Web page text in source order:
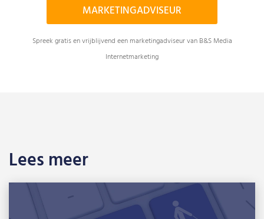
MARKETINGADVISEUR
Spreek gratis en vrijblijvend een marketingadviseur van B&S Media
Internetmarketing
Lees meer